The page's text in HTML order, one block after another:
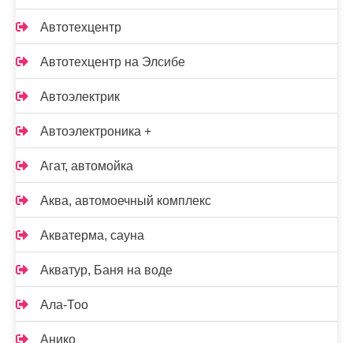
Автотехцентр
Автотехцентр на Элсибе
Автоэлектрик
Автоэлектроника +
Агат, автомойка
Аква, автомоечный комплекс
Акватерма, сауна
Акватур, Баня на воде
Ала-Тоо
Анико